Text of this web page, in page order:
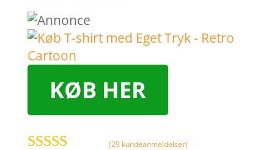
KØB HER
(29 kundeanmeldelser)